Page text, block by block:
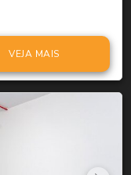
VEJA MAIS